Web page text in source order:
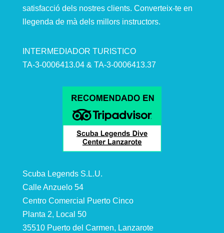
satisfacció dels nostres clients. Converteix-te en
llegenda de mà dels millors instructors.
INTERMEDIADOR TURISTICO
TA-3-0006413.04 & TA-3-0006413.37
Scuba Legends S.L.U.
Calle Anzuelo 54
Centro Comercial Puerto Cinco
Planta 2, Local 50
35510 Puerto del Carmen, Lanzarote